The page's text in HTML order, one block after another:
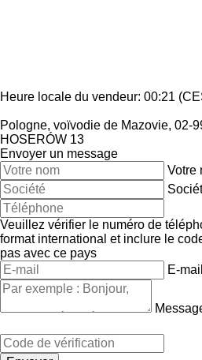
Heure locale du vendeur: 00:21
Pologne, voïvodie de Mazovie, 02-
HOSERÓW 13
Envoyer un message
Votre
Veuillez vérifier le numéro de
format international et inclure le
pas avec ce pays
E-mail